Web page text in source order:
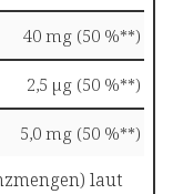
40 mg (50 %**)
2,5 µg (50 %**)
5,0 mg (50 %**)
laut